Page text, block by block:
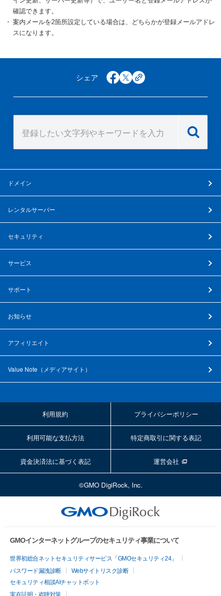
確認できます。
案内メールを2箇所設定している場合は、どちらかが登録メールアドレ
スになります。
シェア facebook
x copy
ドメイン
レンタルサーバー
セキュリティ
サービス
サポート
お知らせ
アフィリエイト
Value Note（ メディアサイト ）
利用規約 プライバシーポリシー
利用可能な支払方法 特定商取引に関する表記
資金決済法に基づく表記 運営会社
©GMO DigiRock, Inc.
GMOインターネットグループのセキュリティ事業について
世界初総合ネットセキュリティサービス「GMOセキュリティ24」
パスワード漏洩診断
Webサイトリスク診断
セキュリティ相談AIチャットボット
実在証明・盗聴対策